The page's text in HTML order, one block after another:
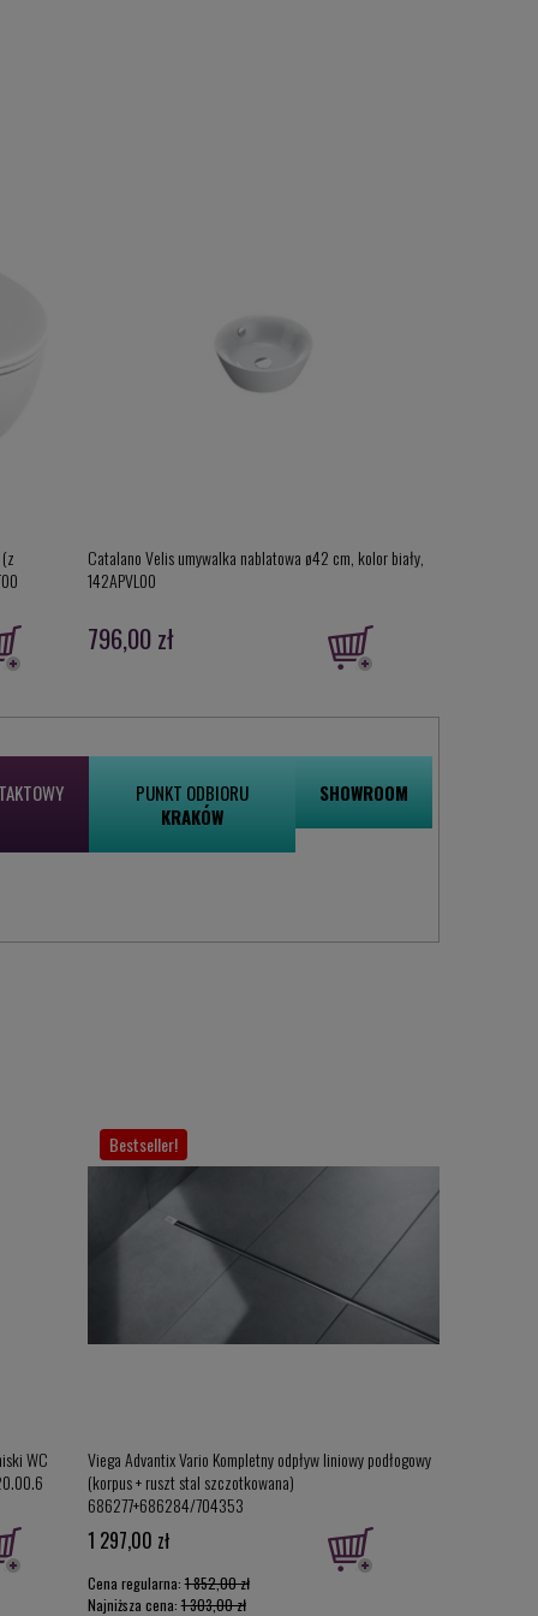
Catalano Velis umywalka nablatowa ø42 cm, kolor biały,
142APVL00
796,00 zł
PUNKT ODBIORU
KRAKÓW
SHOWROOM
WC
Viega Advantix Vario Kompletny odpływ liniowy podłogowy
(korpus + ruszt stal szczotkowana)
686277+686284/704353
1 297,00 zł
Cena regularna:1 852,00 zł
Najniższa cena:1 303,00 zł
Bestseller!